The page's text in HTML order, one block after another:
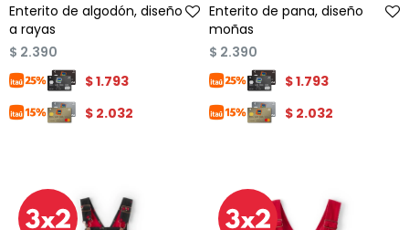
Enterito de algodón, diseño
a rayas
$ 2.390
$1.793
$ 2.032
Enterito de pana, diseño
moñas
$ 2.390
$1.793
$ 2.032